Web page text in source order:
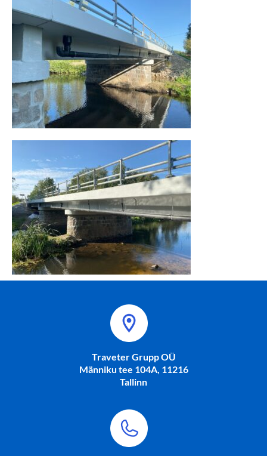
Traveter Grupp OÜ
Männiku tee 104A, 11216
Tallinn